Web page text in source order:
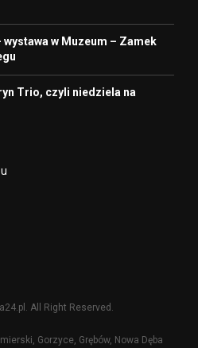
w Muzeum – Zamek
Trio, czyli niedziela na
All Right Reserved.
Gorzyce, Grębów, Nowa Dęba